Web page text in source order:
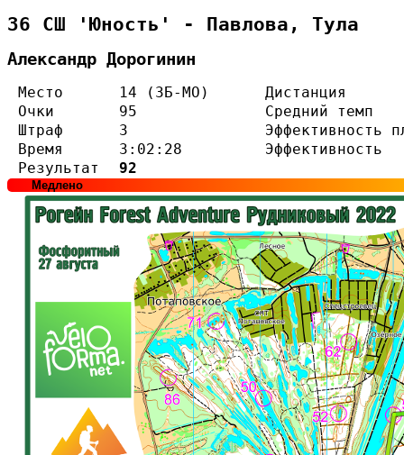
36 СШ 'Юность' - Павлова, Тула
Александр Дорогинин
Место 14 (3Б-МО)
Дистанция
Очки
95
Средний темп
Штраф
3
Эффективность
Время
3:02:28
Эффективность
Результат
92
Медлено